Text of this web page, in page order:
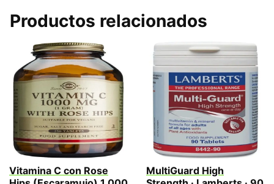
Productos relacionados
Vitamina C con Rose
MultiGuard High